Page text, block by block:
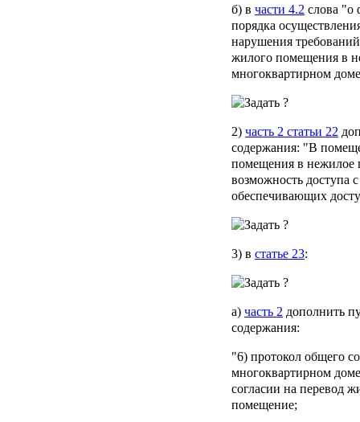
б) в части 4.2 слова "о
порядка
нарушения
жилого помещения в
многоквартирном
2) часть 2 статьи 22
содержания: "В
помещения в нежилое
возможность доступа
обеспечивающих
3) в статье 23:
а) часть 2 дополнить
содержания:
"6) протокол общего
многоквартирном
согласии на перевод
помещение;